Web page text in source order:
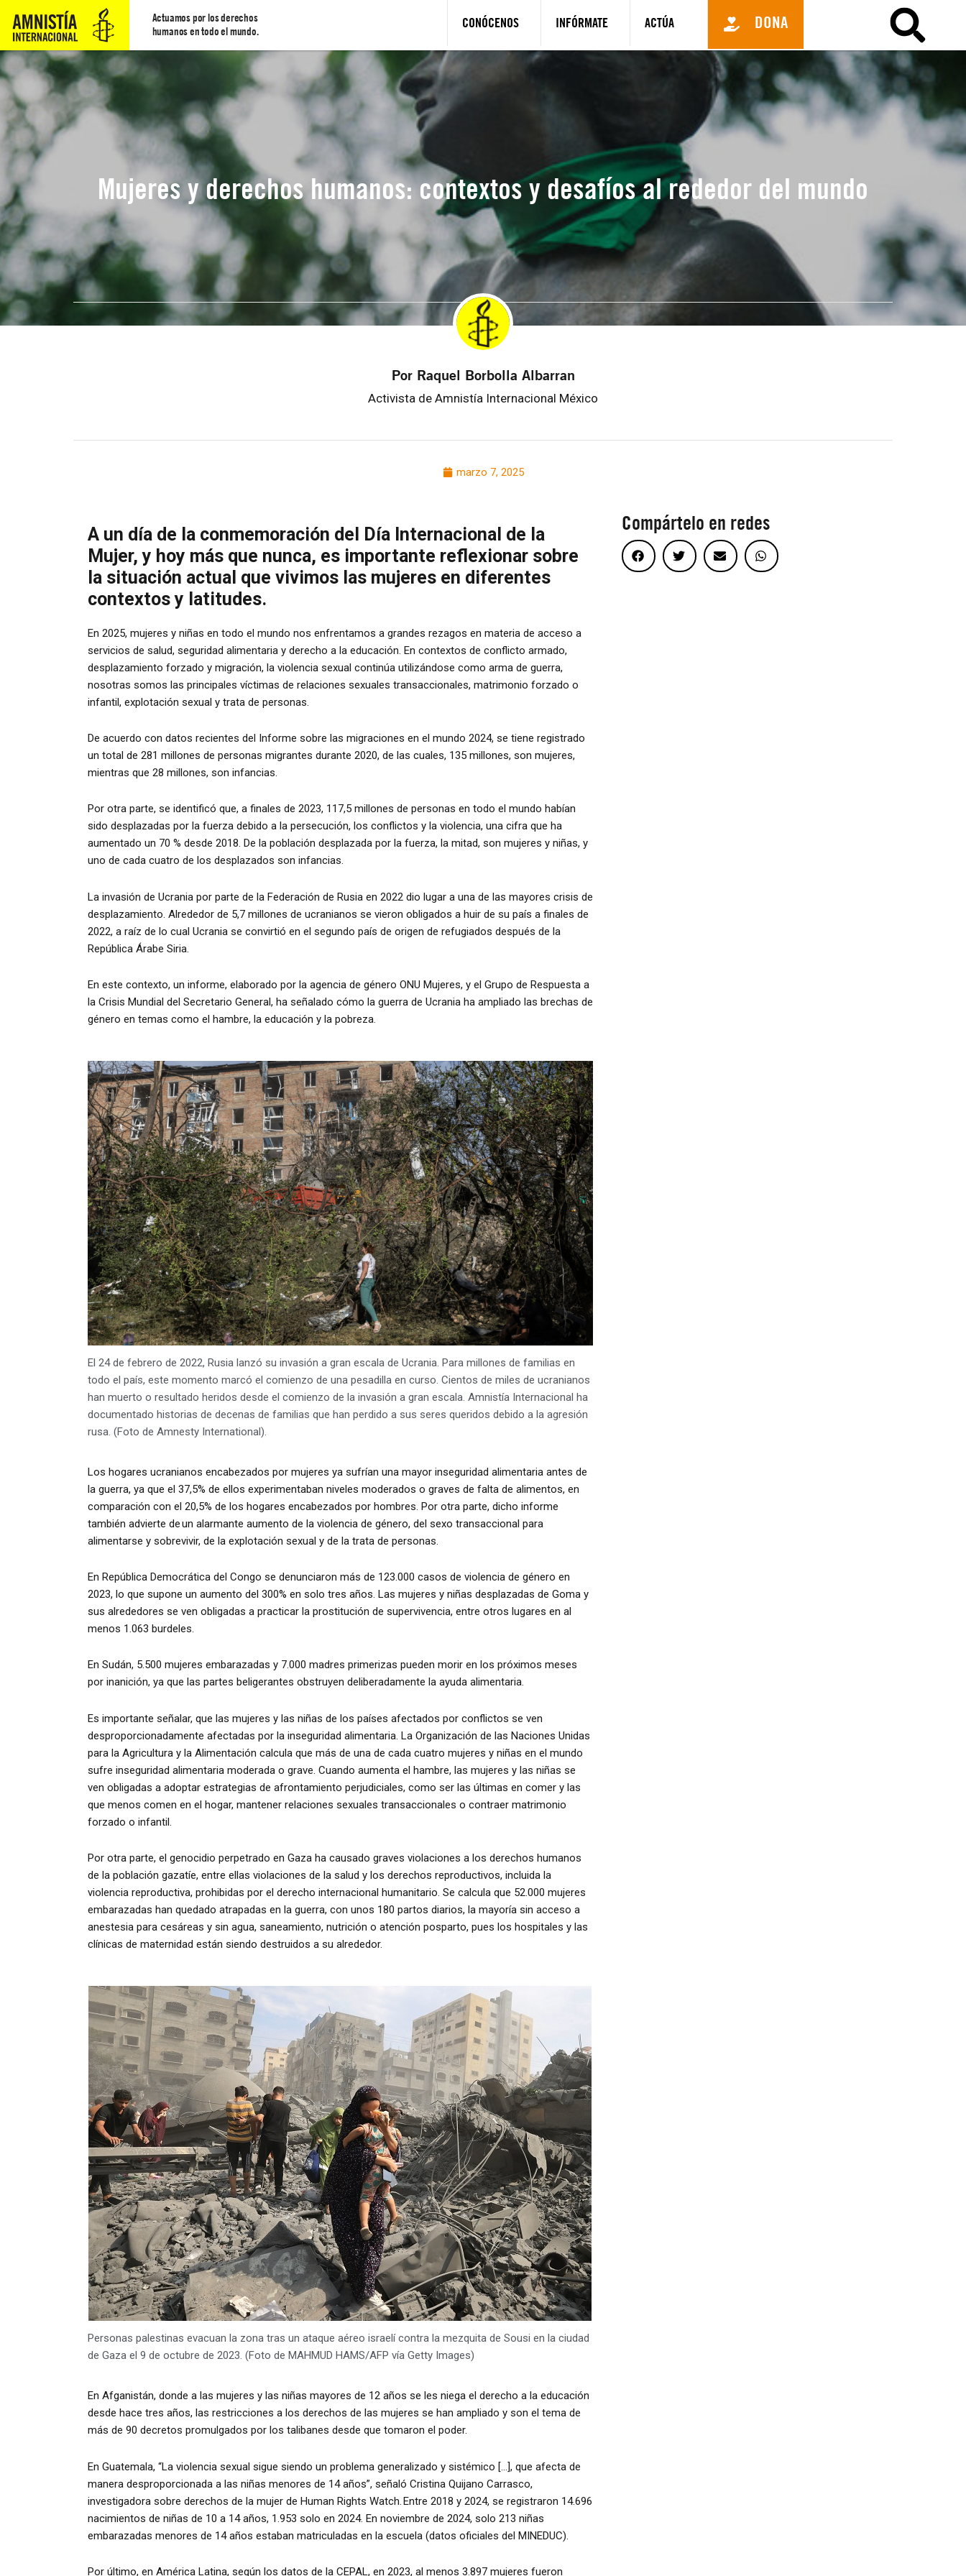
Actuamos por los derechos
humanos en todo el mundo.
CONÓCENOS INFÓRMATE ACTÚA DONA
Mujeres y derechos humanos: contextos y desafíos al rededor del mundo
Por Raquel Borbolla Albarran
Activista de Amnistía Internacional México
marzo 7, 2025
A un día de la conmemoración del Día Internacional de la
Mujer, y hoy más que nunca, es importante reflexionar sobre
la situación actual que vivimos las mujeres en diferentes
contextos y latitudes.
En 2025, mujeres y niñas en todo el mundo nos enfrentamos a grandes rezagos en materia de acceso a
servicios de salud, seguridad alimentaria y derecho a la educación. En contextos de conflicto armado,
desplazamiento forzado y migración, la violencia sexual continúa utilizándose como arma de guerra,
nosotras somos las principales víctimas de relaciones sexuales transaccionales, matrimonio forzado o
infantil, explotación sexual y trata de personas.
De acuerdo con datos recientes del Informe sobre las migraciones en el mundo 2024, se tiene registrado
un total de 281 millones de personas migrantes durante 2020, de las cuales, 135 millones, son mujeres,
mientras que 28 millones, son infancias.
Por otra parte, se identificó que, a finales de 2023, 117,5 millones de personas en todo el mundo habían
sido desplazadas por la fuerza debido a la persecución, los conflictos y la violencia, una cifra que ha
aumentado un 70 % desde 2018. De la población desplazada por la fuerza, la mitad, son mujeres y niñas, y
uno de cada cuatro de los desplazados son infancias.
La invasión de Ucrania por parte de la Federación de Rusia en 2022 dio lugar a una de las mayores crisis de
desplazamiento. Alrededor de 5,7 millones de ucranianos se vieron obligados a huir de su país a finales de
2022, a raíz de lo cual Ucrania se convirtió en el segundo país de origen de refugiados después de la
República Árabe Siria.
En este contexto, un informe, elaborado por la agencia de género ONU Mujeres, y el Grupo de Respuesta a
la Crisis Mundial del Secretario General, ha señalado cómo la guerra de Ucrania ha ampliado las brechas de
género en temas como el hambre, la educación y la pobreza.
El 24 de febrero de 2022, Rusia lanzó su invasión a gran escala de Ucrania. Para millones de familias en
todo el país, este momento marcó el comienzo de una pesadilla en curso. Cientos de miles de ucranianos
han muerto o resultado heridos desde el comienzo de la invasión a gran escala. Amnistía Internacional ha
documentado historias de decenas de familias que han perdido a sus seres queridos debido a la agresión
rusa. (Foto de Amnesty International).
Los hogares ucranianos encabezados por mujeres ya sufrían una mayor inseguridad alimentaria antes de
la guerra, ya que el 37,5% de ellos experimentaban niveles moderados o graves de falta de alimentos, en
comparación con el 20,5% de los hogares encabezados por hombres. Por otra parte, dicho informe
también advierte de un alarmante aumento de la violencia de género, del sexo transaccional para
alimentarse y sobrevivir, de la explotación sexual y de la trata de personas.
En República Democrática del Congo se denunciaron más de 123.000 casos de violencia de género en
2023, lo que supone un aumento del 300% en solo tres años. Las mujeres y niñas desplazadas de Goma y
sus alrededores se ven obligadas a practicar la prostitución de supervivencia, entre otros lugares en al
menos 1.063 burdeles.
En Sudán, 5.500 mujeres embarazadas y 7.000 madres primerizas pueden morir en los próximos meses
por inanición, ya que las partes beligerantes obstruyen deliberadamente la ayuda alimentaria.
Es importante señalar, que las mujeres y las niñas de los países afectados por conflictos se ven
desproporcionadamente afectadas por la inseguridad alimentaria. La Organización de las Naciones Unidas
para la Agricultura y la Alimentación calcula que más de una de cada cuatro mujeres y niñas en el mundo
sufre inseguridad alimentaria moderada o grave. Cuando aumenta el hambre, las mujeres y las niñas se
ven obligadas a adoptar estrategias de afrontamiento perjudiciales, como ser las últimas en comer y las
que menos comen en el hogar, mantener relaciones sexuales transaccionales o contraer matrimonio
forzado o infantil.
Por otra parte, el genocidio perpetrado en Gaza ha causado graves violaciones a los derechos humanos
de la población gazatíe, entre ellas violaciones de la salud y los derechos reproductivos, incluida la
violencia reproductiva, prohibidas por el derecho internacional humanitario. Se calcula que 52.000 mujeres
embarazadas han quedado atrapadas en la guerra, con unos 180 partos diarios, la mayoría sin acceso a
anestesia para cesáreas y sin agua, saneamiento, nutrición o atención posparto, pues los hospitales y las
clínicas de maternidad están siendo destruidos a su alrededor.
Personas palestinas evacuan la zona tras un ataque aéreo israelí contra la mezquita de Sousi en la ciudad
de Gaza el 9 de octubre de 2023. (Foto de MAHMUD HAMS/AFP vía Getty Images)
En Afganistán, donde a las mujeres y las niñas mayores de 12 años se les niega el derecho a la educación
desde hace tres años, las restricciones a los derechos de las mujeres se han ampliado y son el tema de
más de 90 decretos promulgados por los talibanes desde que tomaron el poder.
En Guatemala, “La violencia sexual sigue siendo un problema generalizado y sistémico […], que afecta de
manera desproporcionada a las niñas menores de 14 años”, señaló Cristina Quijano Carrasco,
investigadora sobre derechos de la mujer de Human Rights Watch. Entre 2018 y 2024, se registraron 14.696
nacimientos de niñas de 10 a 14 años, 1.953 solo en 2024. En noviembre de 2024, solo 213 niñas
embarazadas menores de 14 años estaban matriculadas en la escuela (datos oficiales del MINEDUC).
Por último, en América Latina, según los datos de la CEPAL, en 2023, al menos 3.897 mujeres fueron
Compártelo en redes